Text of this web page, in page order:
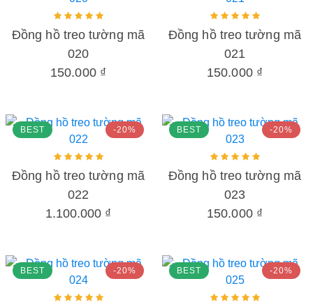
Đồng hồ treo tường mã
020
150.000 ₫
Đồng hồ treo tường mã
021
150.000 ₫
BEST -20%
Đồng hồ treo tường mã
022
1.100.000 ₫
BEST -20%
Đồng hồ treo tường mã
023
150.000 ₫
BEST -20% BEST -20%